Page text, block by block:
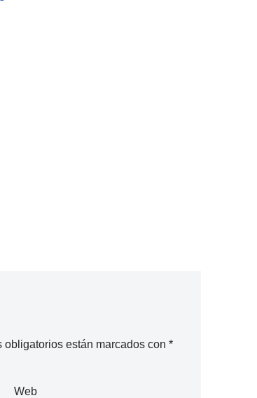
obligatorios están marcados con *
Web